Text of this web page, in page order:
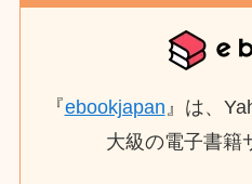
『ebookjapan』は、
大級の電子書籍